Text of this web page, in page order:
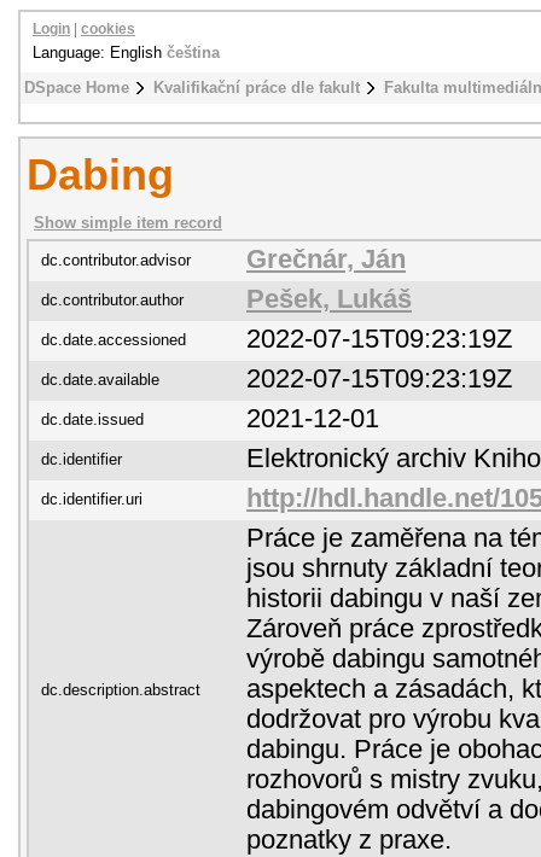
DSpace Home Kvalifikační práce dle fakult Fakulta
Login cookies
Language: English čeština
Dabing
Show simple item record
dc.contributor.advisor Grečnár, Ján
dc.contributor.author Pešek, Lukáš
dc.date.accessioned 2022-07-15T09:23:19Z
dc.date.available 2022-07-15T09:23:19Z
dc.date.issued 2021-12-01
dc.identifier Elektronický archiv
dc.identifier.uri http://hdl.handle.net/
dc.description.abstract
Práce je zaměřena na
jsou shrnuty základní
historii dabingu v naší
Zároveň práce
výrobě dabingu
aspektech a zásadách,
dodržovat pro výrobu
dabingu. Práce je
rozhovorů s mistry
dabingovém odvětví a
poznatky z praxe.